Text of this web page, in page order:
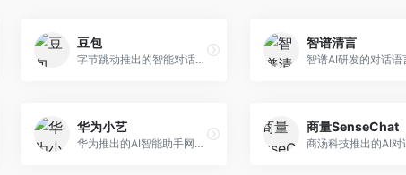
豆包
字节跳动推出的智能对话助手平台，提供文本创作、知识问答、英语学习等多种AI服务。面向普通用户和内容创作者，支持多轮对话和文件解析，免费使用，响应速度快，中文理解能力强。
智谱清言
华为小艺
华为推出的AI智能助手网页端，深度整合鸿蒙生态和华为云服务。面向华为设备用户，支持语音交互、智能问答、设备控制等功能，与华为硬件生态无缝衔接。
商量SenseChat